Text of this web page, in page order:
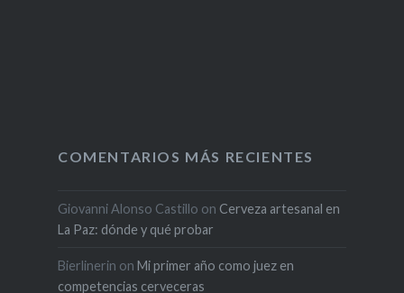
COMENTARIOS MÁS RECIENTES
Giovanni Alonso Castillo on Cerveza artesanal en
La Paz: dónde y qué probar
Bierlinerin on Mi primer año como juez en
competencias cerveceras